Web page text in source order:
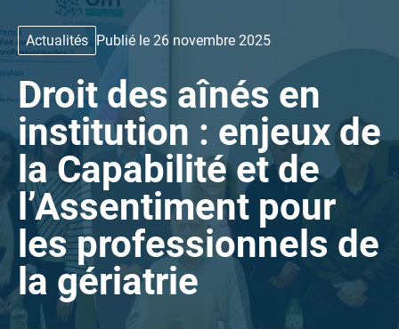
Actualités Publié le 26 novembre 2025
Droit des aînés en
institution : enjeux de
la Capabilité et de
l’Assentiment pour
les professionnels de
la gériatrie